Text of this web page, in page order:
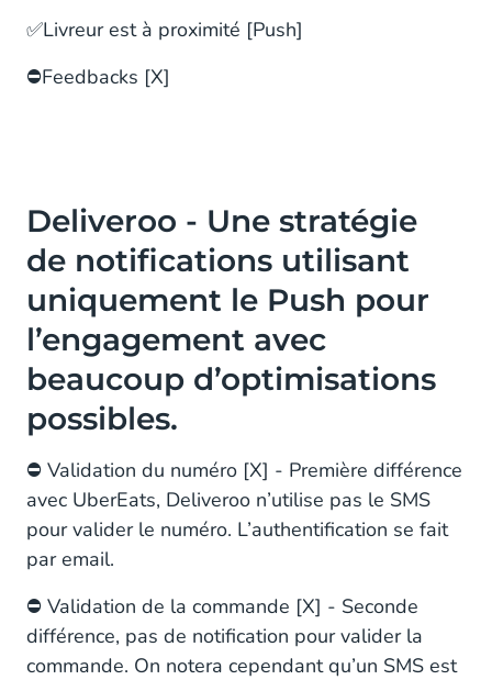
✅Livreur est à proximité [Push]
⛔️Feedbacks [X]
Deliveroo - Une stratégie
de notifications utilisant
uniquement le Push pour
l’engagement avec
beaucoup d’optimisations
possibles.
⛔ Validation du numéro [X] - Première différence
avec UberEats, Deliveroo n’utilise pas le SMS
pour valider le numéro. L’authentification se fait
par email.
⛔ Validation de la commande [X] - Seconde
différence, pas de notification pour valider la
commande. On notera cependant qu’un SMS est